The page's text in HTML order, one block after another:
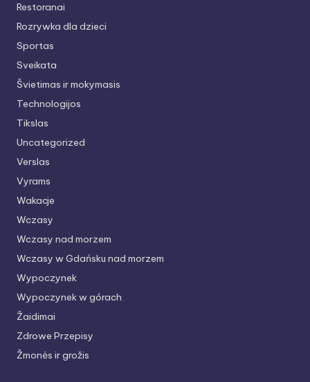
Restoranai
Rozrywka dla dzieci
Sportas
Sveikata
Švietimas ir mokymasis
Technologijos
Tikslas
Uncategorized
Verslas
Vyrams
Wakacje
Wczasy
Wczasy nad morzem
Wczasy w Gdańsku nad morzem
Wypoczynek
Wypoczynek w górach
Žaidimai
Zdrowe Przepisy
Žmonės ir grožis